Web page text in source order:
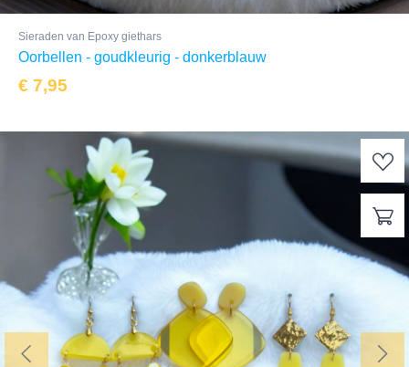
Sieraden van Epoxy giethars
Oorbellen - goudkleurig - donkerblauw
€ 7,95